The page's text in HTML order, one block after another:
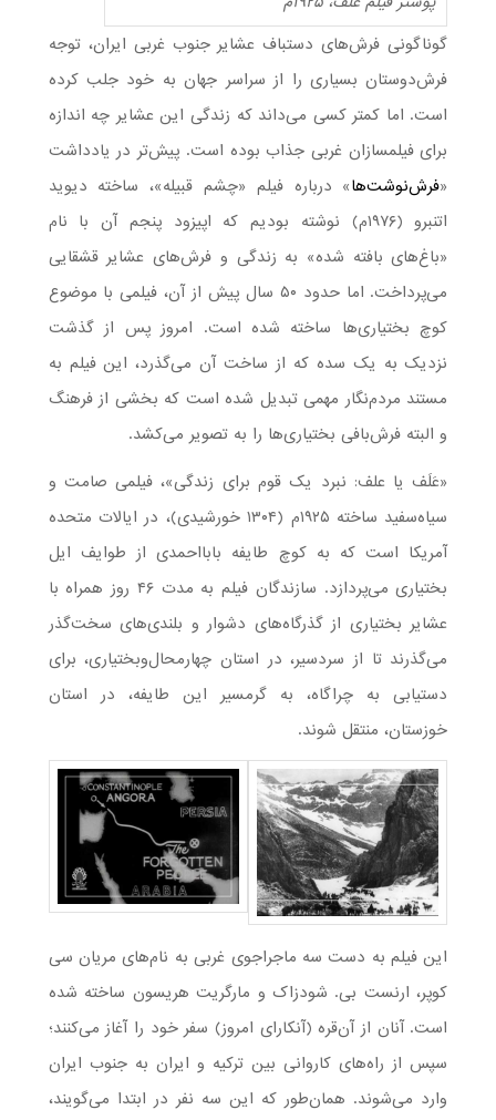
گوناگونی فرش‌های دستباف عشایر جنوب غربی ایران، توجه
فرش‌دوستان بسیاری را از سراسر جهان به خود جلب کرده
است. اما کمتر کسی می‌داند که زندگی این عشایر چه اندازه
برای فیلمسازان غربی جذاب بوده است. پیش‌تر در یادداشت
«فرش‌نوشت‌ها» درباره فیلم «چشم قبیله»، ساخته دیوید
اتنبرو (۱۹۷۶م) نوشته بودیم که اپیزود پنجم آن با نام
«باغ‌های بافته شده» به زندگی و فرش‌های عشایر قشقایی
می‌پرداخت. اما حدود ۵۰ سال پیش از آن، فیلمی با موضوع
کوچ بختیاری‌ها ساخته شده است. امروز پس از گذشت
نزدیک به یک سده که از ساخت آن می‌گذرد، این فیلم به
مستند مردم‌نگار مهمی تبدیل شده است که بخشی از فرهنگ
و البته فرش‌بافی بختیاری‌ها را به تصویر می‌کشد.
«عَلَف یا علف: نبرد یک قوم برای زندگی»، فیلمی صامت و
سیاه‌سفید ساخته ۱۹۲۵م (۱۳۰۴ خورشیدی)، در ایالات متحده
آمریکا است که به کوچ طایفه بابااحمدی از طوایف ایل
بختیاری می‌پردازد. سازندگان فیلم به مدت ۴۶ روز همراه با
عشایر بختیاری از گذرگاه‌های دشوار و بلندی‌های سخت‌گذر
می‌گذرند تا از سردسیر، در استان چهارمحال‌وبختیاری، برای
دستیابی به چراگاه، به گرمسیر این طایفه، در استان
خوزستان، منتقل شوند.
این فیلم به دست سه ماجراجوی غربی به نام‌های مریان سی
کوپر، ارنست بی. شودزاک و مارگریت هریسون ساخته شده
است. آنان از آن‌قره (آنکارای امروز) سفر خود را آغاز می‌کنند؛
سپس از راه‌های کاروانی بین ترکیه و ایران به جنوب ایران
وارد می‌شوند. همان‌طور که این سه نفر در ابتدا می‌گویند،